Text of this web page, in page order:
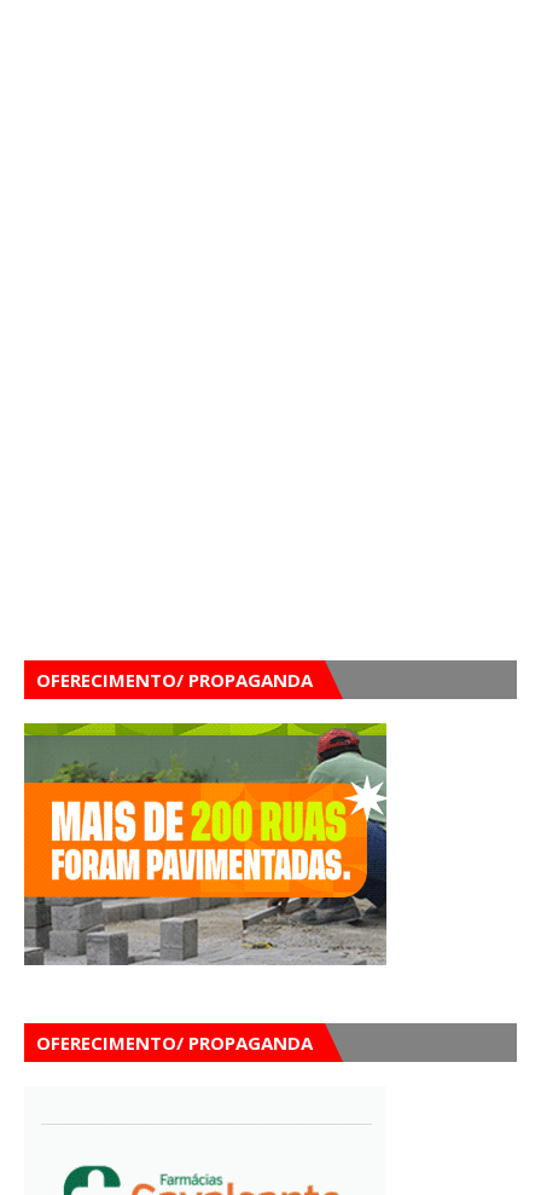
OFERECIMENTO/ PROPAGANDA
OFERECIMENTO/ PROPAGANDA